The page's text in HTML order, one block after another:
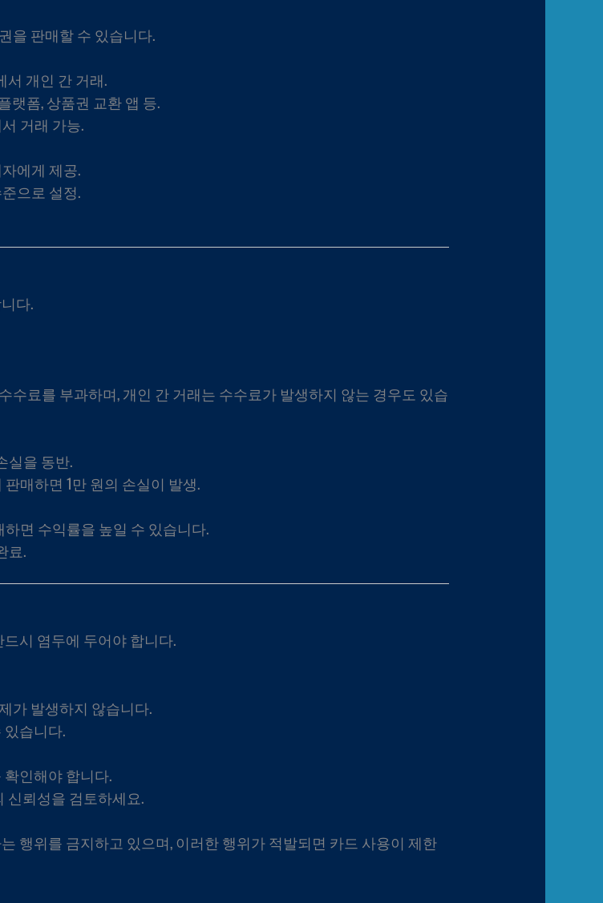
을 판매할 수 있습니다.
서 개인 간 거래.
랫폼, 상품권 교환 앱 등.
거래 가능.
에게 제공.
으로 설정.
다.
수료를 부과하며, 개인 간 거래는 수수료가 발생하지 않는 경우도 있습
실을 동반.
매하면 1만 원의 손실이 발생.
면 수익률을 높일 수 있습니다.
료.
시 염두에 두어야 합니다.
가 발생하지 않습니다.
습니다.
인해야 합니다.
신뢰성을 검토하세요.
행위를 금지하고 있으며, 이러한 행위가 적발되면 카드 사용이 제한